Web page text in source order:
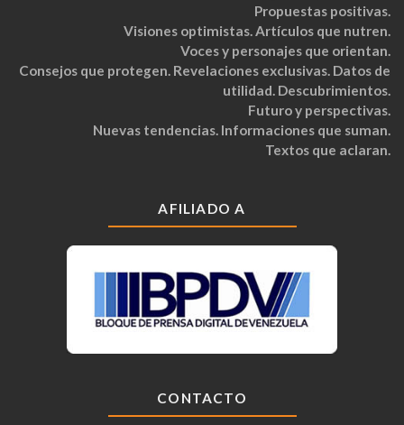
Propuestas positivas.
Visiones optimistas. Artículos que nutren.
Voces y personajes que orientan.
Consejos que protegen. Revelaciones exclusivas. Datos de
utilidad. Descubrimientos.
Futuro y perspectivas.
Nuevas tendencias. Informaciones que suman.
Textos que aclaran.
AFILIADO A
CONTACTO